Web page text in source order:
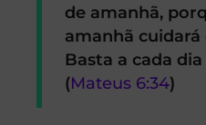
de amanhã,
amanhã cuidará
Basta a cada
(Mateus 6:34)